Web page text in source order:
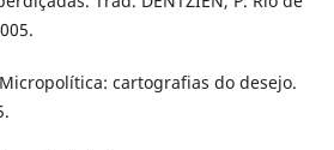
cartografias do desejo.